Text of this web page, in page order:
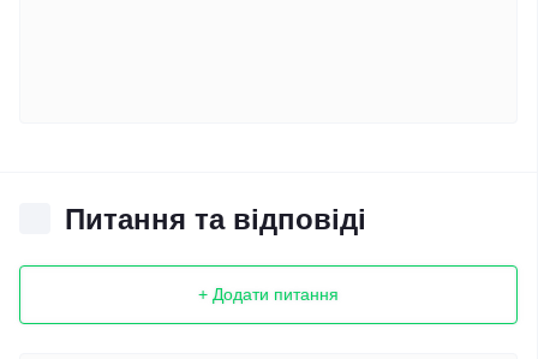
Питання та відповіді
+ Додати питання